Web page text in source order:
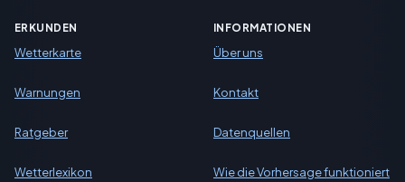
ERKUNDEN
Wetterkarte
Warnungen
Ratgeber
Wetterlexikon
INFORMATIONEN
Über uns
Kontakt
Datenquellen
Wie die Vorhersage funktioniert